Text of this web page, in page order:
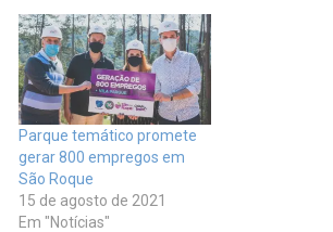
Parque temático promete
gerar 800 empregos em
São Roque
15 de agosto de 2021
Em "Notícias"